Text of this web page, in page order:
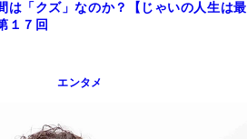
は「クズ」なのか？【じゃいの人生は最
１７回
エンタメ